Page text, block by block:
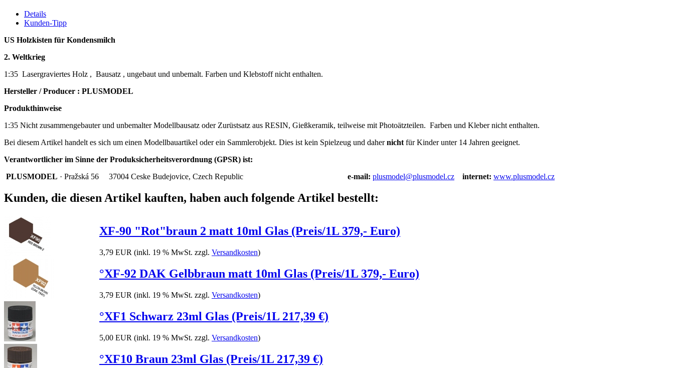
Details
Kunden-Tipp
US Holzkisten für Kondensmilch
2. Weltkrieg
1:35 Lasergraviertes Holz , Bausatz , ungebaut und unbemalt. Farben und Klebstoff nicht enthalten.
Hersteller / Producer : PLUSMODEL
Produkthinweise
1:35 Nicht zusammengebauter und unbemalter Modellbausatz oder Zurüstsatz aus RESIN, Gießkeramik, teilweise mit Photoätzteilen. Farben und Kleber nicht enthalten.
Bei diesem Artikel handelt es sich um einen Modellbauartikel oder ein Sammlerobjekt. Dies ist kein Spielzeug und dahernicht für Kinder unter 14 Jahren geeignet.
Verantwortlicher im Sinne der Produksicherheitsverordnung (GPSR) ist:
PLUSMODEL · Pražská 56 37004 Ceske Budejovice, Czech Republic e-mail: plusmodel@plusmodel.cz internet: www.plusmodel.cz
Kunden, die diesen Artikel kauften, haben auch folgende Artikel bestellt:
XF-90 "Rot"braun 2 matt 10ml Glas (Preis/1L 379,- Euro)
3,79 EUR (inkl. 19 % MwSt. zzgl. Versandkosten)
°XF-92 DAK Gelbbraun matt 10ml Glas (Preis/1L 379,- Euro)
3,79 EUR (inkl. 19 % MwSt. zzgl. Versandkosten)
°XF1 Schwarz 23ml Glas (Preis/1L 217,39 €)
5,00 EUR (inkl. 19 % MwSt. zzgl. Versandkosten)
°XF10 Braun 23ml Glas (Preis/1L 217,39 €)